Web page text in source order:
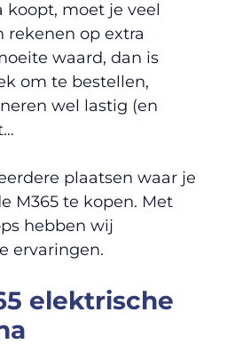
koopt, moet je veel
rekenen op extra
waard, dan is
om te bestellen,
wel lastig (en
plaatsen waar je
M365 te kopen. Met
hebben wij
ervaringen.
elektrische